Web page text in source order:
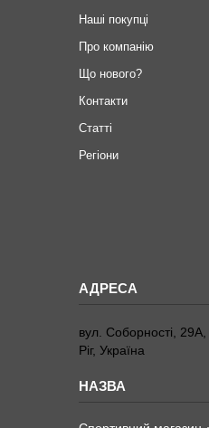
Наші покупці
Про компанію
Що нового?
Контакти
Статті
Регіони
вул. Соборності,
Ріг, Україна